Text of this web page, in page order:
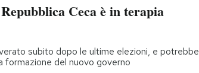
Ceca è in terapia
subito dopo le ultime elezioni, e potrebbe
formazione del nuovo governo